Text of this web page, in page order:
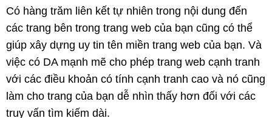
Có hàng trăm liên kết tự nhiên trong nội dung đến
các trang bên trong trang web của bạn cũng có thể
giúp xây dựng uy tin tên miền trang web của bạn. Và
việc có DA mạnh mẽ cho phép trang web cạnh tranh
với các điều khoản có tính cạnh tranh cao và nó cũng
làm cho trang của bạn dễ nhìn thấy hơn đối với các
truy vấn tìm kiếm dài.